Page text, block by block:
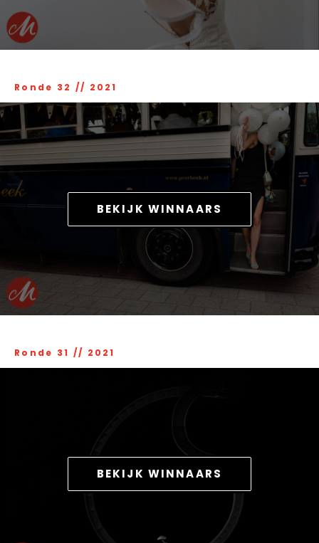
Ronde 32 // 2021
BEKIJK WINNAARS
Ronde 31 // 2021
BEKIJK WINNAARS